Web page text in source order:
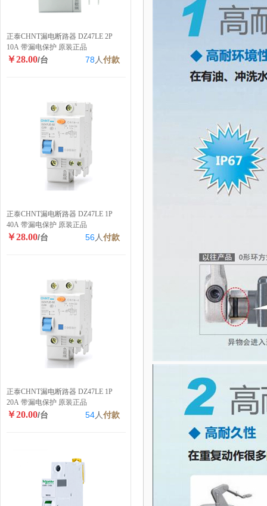
正泰CHNT漏电断路器 DZ47LE 2P
10A 带漏电保护 原装正品
￥28.00/台 78 人付款
正泰CHNT漏电断路器 DZ47LE 1P
40A 带漏电保护 原装正品
￥28.00/台 56人付款
正泰CHNT漏电断路器 DZ47LE 1P
20A 带漏电保护 原装正品
￥20.00/台 54人付款